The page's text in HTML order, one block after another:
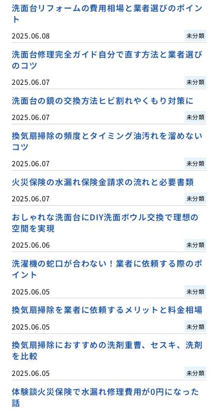
洗面台リフォームの費用相場と業者選びのポイン
ト
2025.06.08 未分類
洗面台修理完全ガイド自分で直す方法と業者選び
のコツ
2025.06.07 未分類
洗面台の鏡の交換方法ヒビ割れやくもり対策に
2025.06.07 未分類
換気扇掃除の頻度とタイミング油汚れを溜めない
コツ
2025.06.07 未分類
火災保険の水漏れ保険金請求の流れと必要書類
2025.06.07 未分類
おしゃれな洗面台にDIY洗面ボウル交換で理想の
空間を実現
2025.06.06 未分類
洗濯機の蛇口が合わない！業者に依頼する際のポ
イント
2025.06.05 未分類
換気扇掃除を業者に依頼するメリットと料金相場
2025.06.05 未分類
換気扇掃除におすすめの洗剤重曹、セスキ、洗剤
を比較
2025.06.05 未分類
体験談火災保険で水漏れ修理費用が0円になった
話